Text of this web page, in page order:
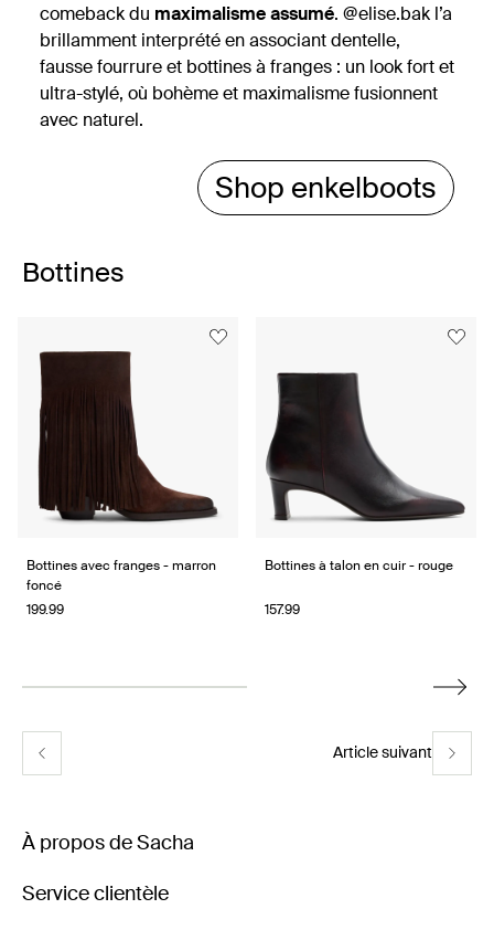
comeback du maximalisme assumé. @elise.bak l’a
brillamment interprété en associant dentelle,
fausse fourrure et bottines à franges : un look fort et
ultra-stylé, où bohème et maximalisme fusionnent
avec naturel.
Shop enkelboots
Bottines
Bottines avec franges - marron
foncé
199.99
Bottines à talon en cuir - rouge
157.99
Article suivant
À propos de Sacha
Service clientèle